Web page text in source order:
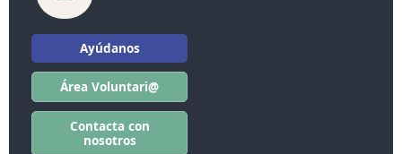
Ayúdanos
Área Voluntari@
Contacta con
nosotros